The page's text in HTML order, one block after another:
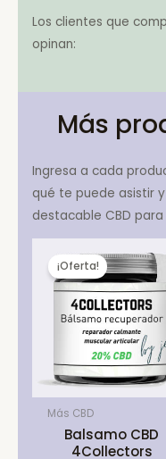
Los clientes que
opinan:
Más
Ingresa a cada
qué te puede asistir
destacable CBD
¡Oferta!
Más CBD
Balsamo CBD
4Collectors